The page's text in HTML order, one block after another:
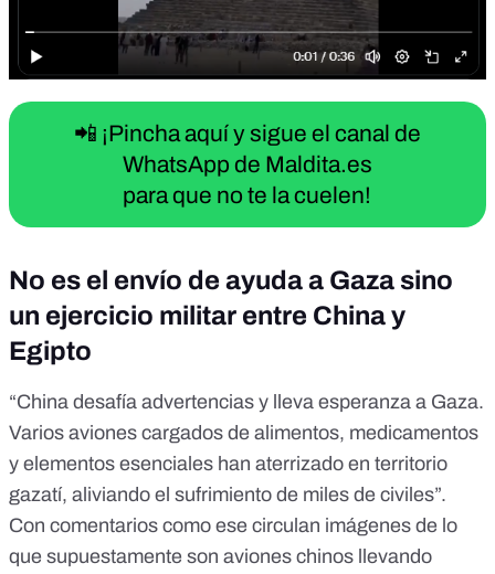
📲 ¡Pincha aquí y sigue el canal de
WhatsApp de Maldita.es
para que no te la cuelen!
No es el envío de ayuda a Gaza sino
un ejercicio militar entre China y
Egipto
“China desafía advertencias y lleva esperanza a Gaza.
Varios aviones cargados de alimentos, medicamentos
y elementos esenciales han aterrizado en territorio
gazatí, aliviando el sufrimiento de miles de civiles”.
Con comentarios como ese circulan imágenes de lo
que supuestamente son aviones chinos llevando